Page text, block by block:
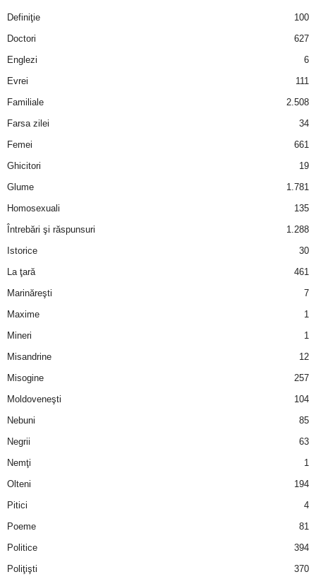
Definiţie
100
Doctori
627
Englezi
6
Evrei
111
Familiale
2.508
Farsa zilei
34
Femei
661
Ghicitori
19
Glume
1.781
Homosexuali
135
Întrebări şi răspunsuri
1.288
Istorice
30
La ţară
461
Marinăreşti
7
Maxime
1
Mineri
1
Misandrine
12
Misogine
257
Moldoveneşti
104
Nebuni
85
Negrii
63
Nemţi
1
Olteni
194
Pitici
4
Poeme
81
Politice
394
Poliţişti
370